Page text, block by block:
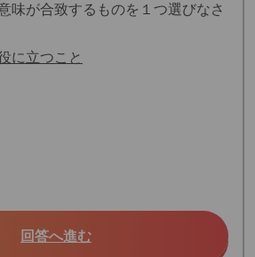
味が合致するものを１つ選びなさ
に立つこと
回答へ進む